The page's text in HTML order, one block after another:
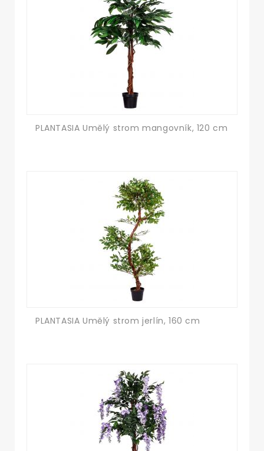
PLANTASIA Umělý strom mangovník, 120 cm
PLANTASIA Umělý strom jerlín, 160 cm